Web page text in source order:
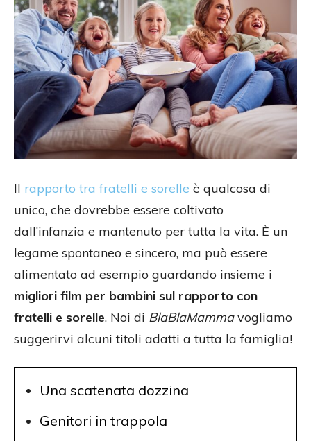
Il rapporto tra fratelli e sorelle è qualcosa di
unico, che dovrebbe essere coltivato
dall’infanzia e mantenuto per tutta la vita. È un
legame spontaneo e sincero, ma può essere
alimentato ad esempio guardando insieme i
migliori film per bambini sul rapporto con
fratelli e sorelle. Noi di BlaBlaMammavogliamo
suggerirvi alcuni titoli adatti a tutta la famiglia!
Una scatenata dozzina
Genitori in trappola